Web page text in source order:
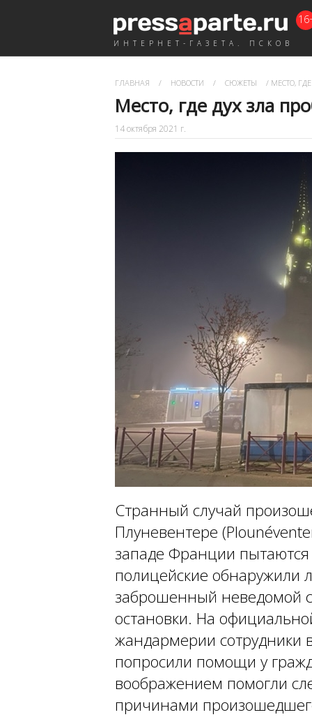
ИНТЕРНЕТ-ГАЗЕТА. ПСКОВ
ГЛАВНАЯ / НОВОСТИ / СЮЖЕТЫ / МЕСТО,
Место, где дух зла
14 октября 2021 г.
Странный случай
Плуневентере
западе Франции
полицейские обнаружили
заброшенный неведомой
остановки. На
жандармерии сотрудники
попросили помощи у
воображением помогли
причинами